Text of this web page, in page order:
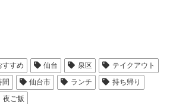
すすめ 仙台 泉区
テイクアウト
間 仙台市 ランチ
持ち帰り
夜ご飯